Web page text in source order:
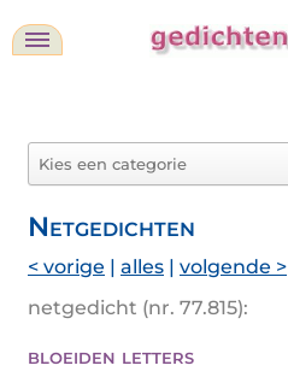
Netgedichten
< vorige | alles | volgende >
netgedicht (nr. 77.815):
bloeiden letters